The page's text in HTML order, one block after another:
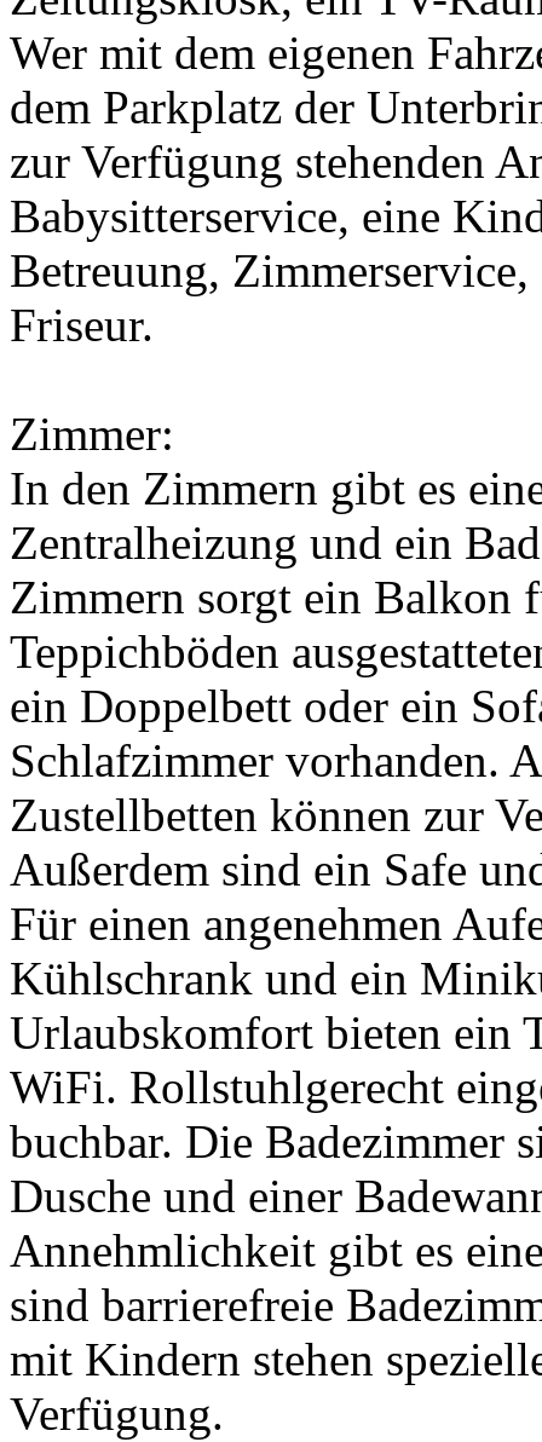
Wer mit dem eigenen
dem Parkplatz der
zur Verfügung stehenden
Babysitterservice, eine
Betreuung,
Friseur.
Zimmer:
In den Zimmern gibt es
Zentralheizung und ein
Zimmern sorgt ein Balkon
Teppichböden
ein Doppelbett oder ein
Schlafzimmer vorhanden.
Zustellbetten können zur
Außerdem sind ein Safe
Für einen angenehmen
Kühlschrank und ein
Urlaubskomfort bieten ein
WiFi. Rollstuhlgerecht
buchbar. Die Badezimmer
Dusche und einer
Annehmlichkeit gibt es
sind barrierefreie
mit Kindern stehen
Verfügung.